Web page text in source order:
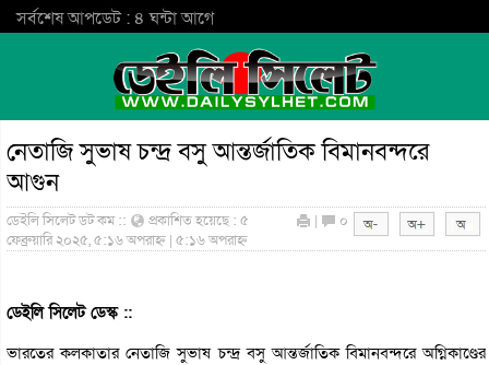
সর্বশেষ আপডেট : ৪ ঘন্টা আগে
নেতাজি সুভাষ চন্দ্র বসু আন্তর্জাতিক বিমানবন্দরে
আগুন
ডেইলি সিলেট ডট কম ::
প্রকাশিত হয়েছে : ৫
ফেব্রুয়ারি ২০২৫, ৫:১৬ অপরাহ্ন | ৫:১৬ অপরাহ্ন
| ০
ডেইলি সিলেট ডেস্ক ::
ভারতের কলকাতার নেতাজি সুভাষ চন্দ্র বসু আন্তর্জাতিক বিমানবন্দরে অগ্নিকাণ্ডের